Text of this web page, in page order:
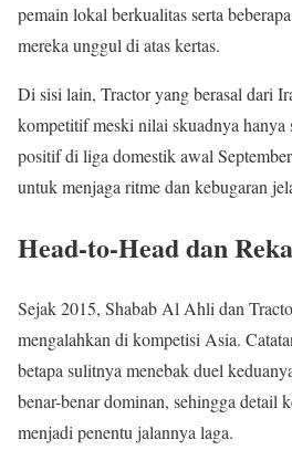
pemain lokal berkualitas serta
mereka unggul di atas kertas.
Di sisi lain, Tractor yang berasal dari
kompetitif meski nilai skuadnya hanya
positif di liga domestik awal
untuk menjaga ritme dan kebugaran
Head-to-Head dan
Sejak 2015, Shabab Al Ahli dan
mengalahkan di kompetisi Asia.
betapa sulitnya menebak duel
benar-benar dominan, sehingga detail
menjadi penentu jalannya laga.